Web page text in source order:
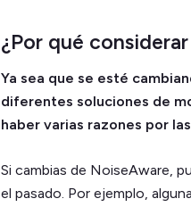
¿Por qué
Ya sea que se esté
diferentes soluciones de
haber varias razones por
Si cambias de NoiseAware,
el pasado. Por ejemplo,